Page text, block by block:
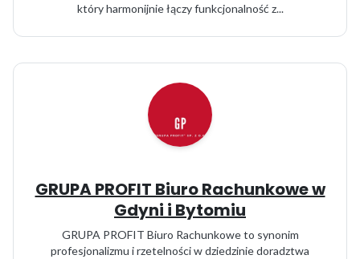
który harmonijnie łączy funkcjonalność z...
GRUPA PROFIT Biuro Rachunkowe w
Gdyni i Bytomiu
GRUPA PROFIT Biuro Rachunkowe to synonim
profesjonalizmu i rzetelności w dziedzinie doradztwa